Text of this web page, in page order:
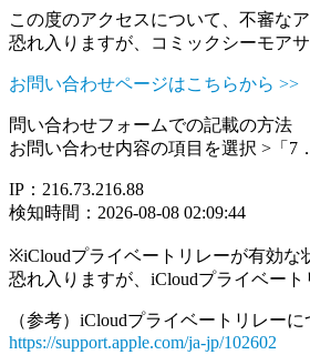
この度のアクセスについて、不審な
恐れ入りますが、コミックシーモア
お問い合わせページはこちらから >>
問い合わせフォームでの記載の方法
お問い合わせ内容の項目を選択 >「7
IP：216.73.216.88
検知時間：2026-08-08 02:09:44
※iCloudプライベートリレーが有効な
恐れ入りますが、iCloudプライベー
（参考）iCloudプライベートリレーに
https://support.apple.com/ja-jp/102602